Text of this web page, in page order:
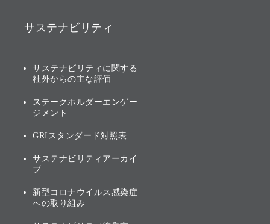
バリュー
ソフトバンクグループの歩
[AI] What dreams are made
その他
グループ企業一覧
IRカレンダー
業績・財務
アニュアルレポート
株主・投資家情報（IR）に
サステナビリティ
トップメッセージ
サステナビリティの考え方
ガバナンス
投資先のサステナビリティ
サステナビリティに関する
社外からの主な評価
ステークホルダーエンゲー
ジメント
GRIスタンダード対照表
サステナビリティアーカイ
ブ
新型コロナウイルス感染症
への取り組み